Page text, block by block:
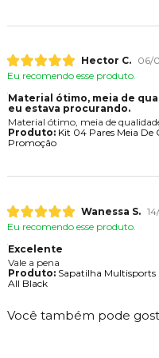
Hector C.
06/
Eu recomendo esse produto.
Material ótimo, meia de
eu estava procurando.
Material ótimo, meia de
Produto:Kit 04 Pares Meia De
Promoção
Wanessa S.
Eu recomendo esse produto.
Excelente
Vale a pena
Produto:Sapatilha Multisports
All Black
Você também pode